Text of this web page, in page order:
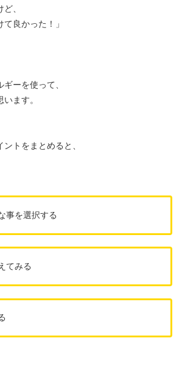
、
て良かった！」
ーを使って、
ます。
トをまとめると、
事を選択する
てみる